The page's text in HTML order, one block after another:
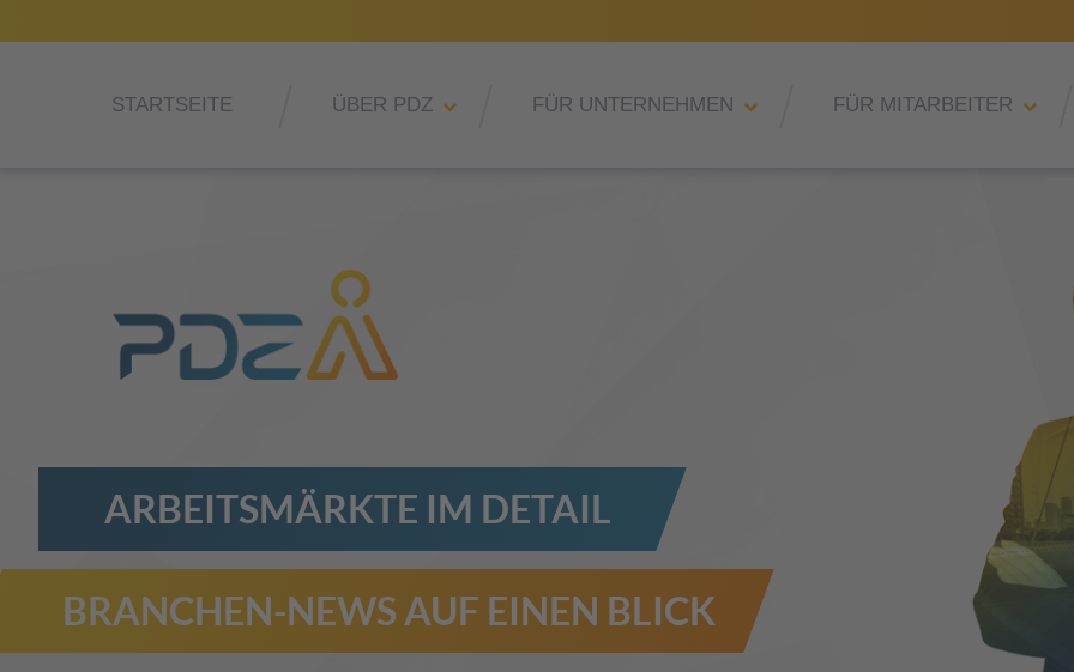
STARTSEITE ÜBER PDZ FÜR UNTERNEHMEN FÜR MITARBEITER
ARBEITSMÄRKTE IM DETAIL
BRANCHEN-NEWS AUF EINEN BLICK